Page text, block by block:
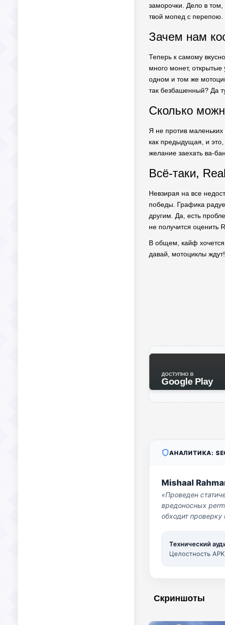
заморочки. Дело в том,
твой мопед с перепою.
Зачем нам
Теперь к самому
много монет, открытые
одном и том же
так безбашенный? Да
Сколько
Я не против
как предыдущая, и
желание заехать ва-
Всё-таки,
Невзирая на все
победы. Графика
другим. Да, есть
не получится оценить
В общем, кайф хочется
давай, мотоциклы ждут!
ДОСТУПНО В
Google Play
АНАЛИТИКА:
Mishaal
«Проведен
вредоносных
обходит проверку
Технический
Целостность
Скриншоты